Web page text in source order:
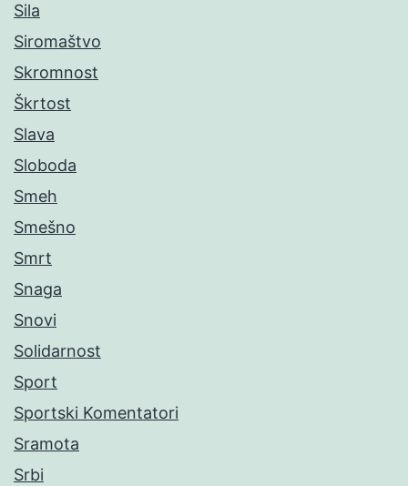
Sila
Siromaštvo
Skromnost
Škrtost
Slava
Sloboda
Smeh
Smešno
Smrt
Snaga
Snovi
Solidarnost
Sport
Sportski Komentatori
Sramota
Srbi